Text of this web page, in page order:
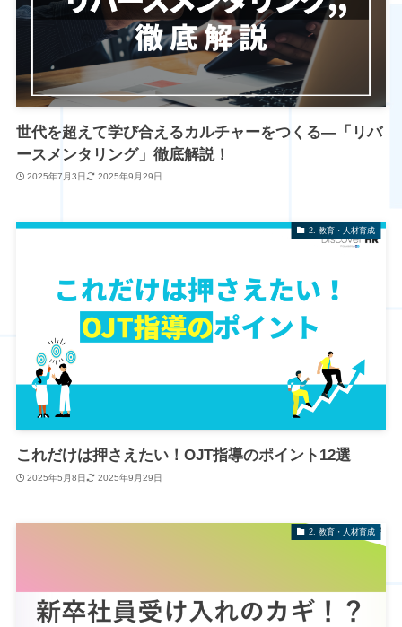
世代を超えて学び合えるカルチャーをつくる―「リバ
ースメンタリング」徹底解説！
2025年7月3日 2025年9月29日
2. 教育・人材育成
これだけは押さえたい！OJT指導のポイント12選
2025年5月8日 2025年9月29日
2. 教育・人材育成